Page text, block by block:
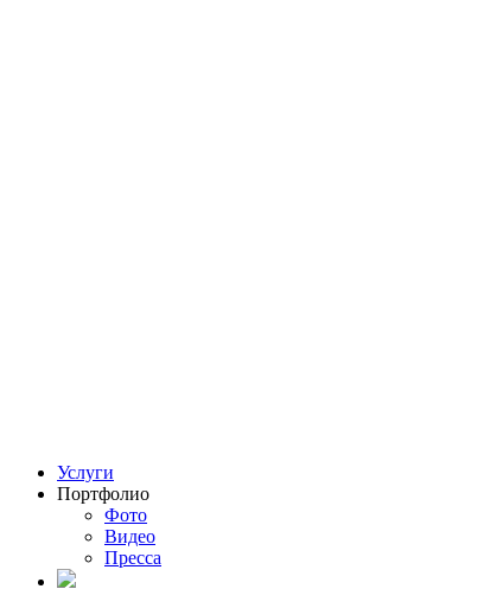
Услуги
Портфолио
Фото
Видео
Пресса